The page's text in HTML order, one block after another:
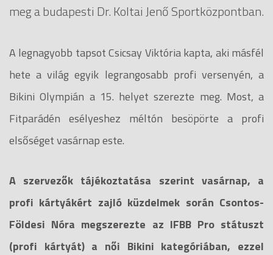
meg a budapesti Dr. Koltai Jenő Sportközpontban.
A legnagyobb tapsot Csicsay Viktória kapta, aki másfél
hete a világ egyik legrangosabb profi versenyén, a
Bikini Olympián a 15. helyet szerezte meg. Most, a
Fitparádén esélyeshez méltón besöpörte a profi
elsőséget vasárnap este.
A szervezők tájékoztatása szerint vasárnap, a
profi kártyákért zajló küzdelmek során Csontos-
Földesi Nóra megszerezte az IFBB Pro státuszt
(profi kártyát) a női Bikini kategóriában, ezzel